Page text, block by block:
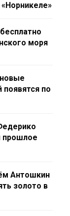
моря
появятся по
прошлое
Антошкин
золото в